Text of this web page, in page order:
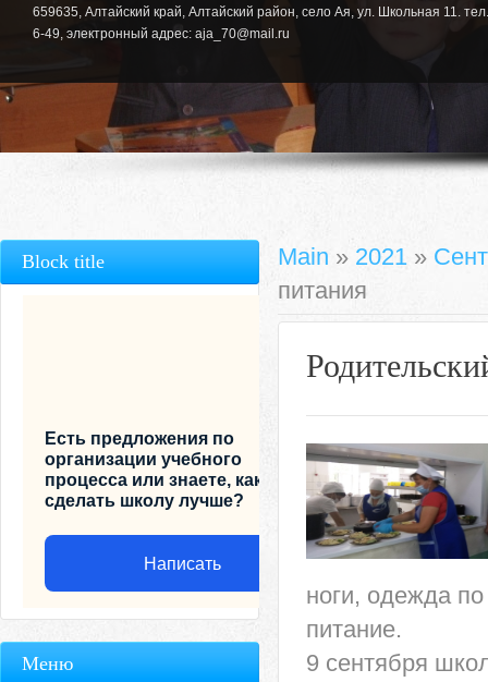
659635, Алтайский край, Алтайский район, село Ая, ул. Школьная 11.
6-49, электронный адрес: aja_70@mail.ru
Main » 2021 »
питания
ноги, одежда
питание.
9 сентября
Block title
Есть предложения по
организации учебного
процесса или знаете, как
сделать школу лучше?
Написать
Меню